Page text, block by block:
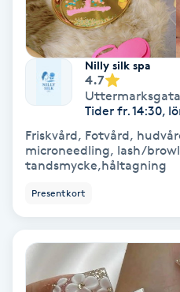
Spraytan
Stylist
Svensk massage
Tuina-massage
Nilly silk spa
4.7
Tider fr. 14:30,
Friskvård, Fotvård,
microneedling, lash/
tandsmycke,håltagning
Presentkort